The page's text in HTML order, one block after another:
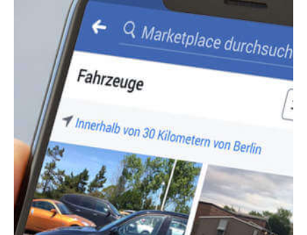
Motorräder
SuperCar
Young- und
Taxigarantie für
Mitglieder
Taxi und Mietwagen
Premium/Exklusiv
Taxigarantie
Premium Sale